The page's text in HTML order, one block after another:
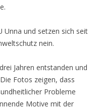
Unna und setzen sich seit
nein.
Jahren entstanden und
Fotos zeigen, dass
Probleme
Motive mit der